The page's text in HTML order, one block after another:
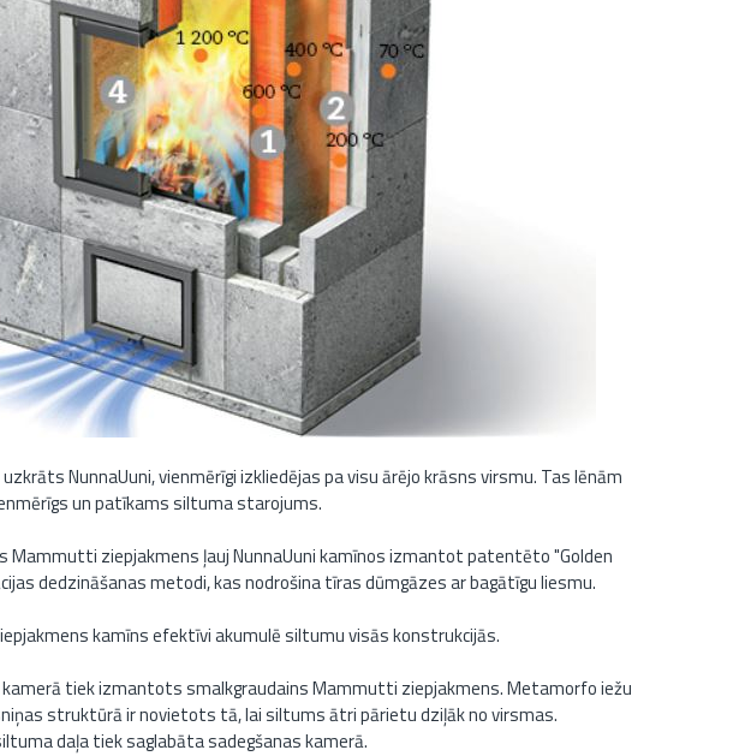
NunnaUuni, vienmērīgi izkliedējas pa visu ārējo krāsns virsmu. Tas lēnām
un patīkams siltuma starojums.
Mammutti ziepjakmens ļauj NunnaUuni kamīnos izmantot patentēto "Golden
dedzināšanas metodi, kas nodrošina tīras dūmgāzes ar bagātīgu liesmu.
kamīns efektīvi akumulē siltumu visās konstrukcijās.
kamerā tiek izmantots smalkgraudains Mammutti ziepjakmens. Metamorfo iežu
struktūrā ir novietots tā, lai siltums ātri pārietu dziļāk no virsmas.
daļa tiek saglabāta sadegšanas kamerā.